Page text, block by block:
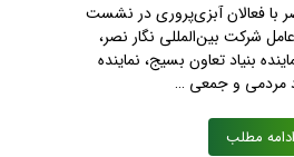
با فعالان آبزی‌پروری در نشست
شرکت بین‌المللی نگار نصر،
بنیاد تعاون بسیج، نماینده
مردمی و جمعی …
ادامه مطلب